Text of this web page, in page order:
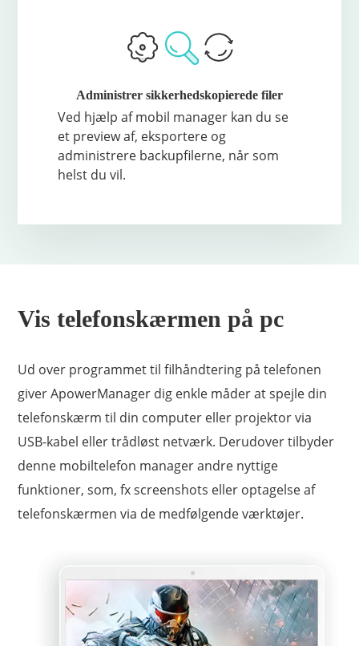
Administrer sikkerhedskopierede filer
Ved hjælp af mobil manager kan du se
et preview af, eksportere og
administrere backupfilerne, når som
helst du vil.
Vis telefonskærmen på pc
Ud over programmet til filhåndtering på telefonen
giver ApowerManager dig enkle måder at spejle din
telefonskærm til din computer eller projektor via
USB-kabel eller trådløst netværk. Derudover tilbyder
denne mobiltelefon manager andre nyttige
funktioner, som, fx screenshots eller optagelse af
telefonskærmen via de medfølgende værktøjer.